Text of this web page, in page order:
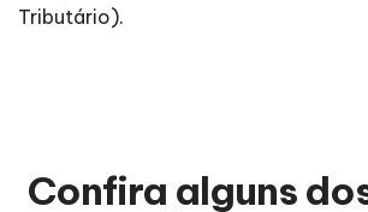
Tributário).
Confira alguns